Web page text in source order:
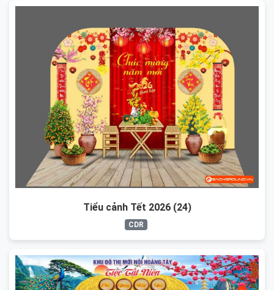
Tiểu cảnh Tết 2026 (24)
CDR